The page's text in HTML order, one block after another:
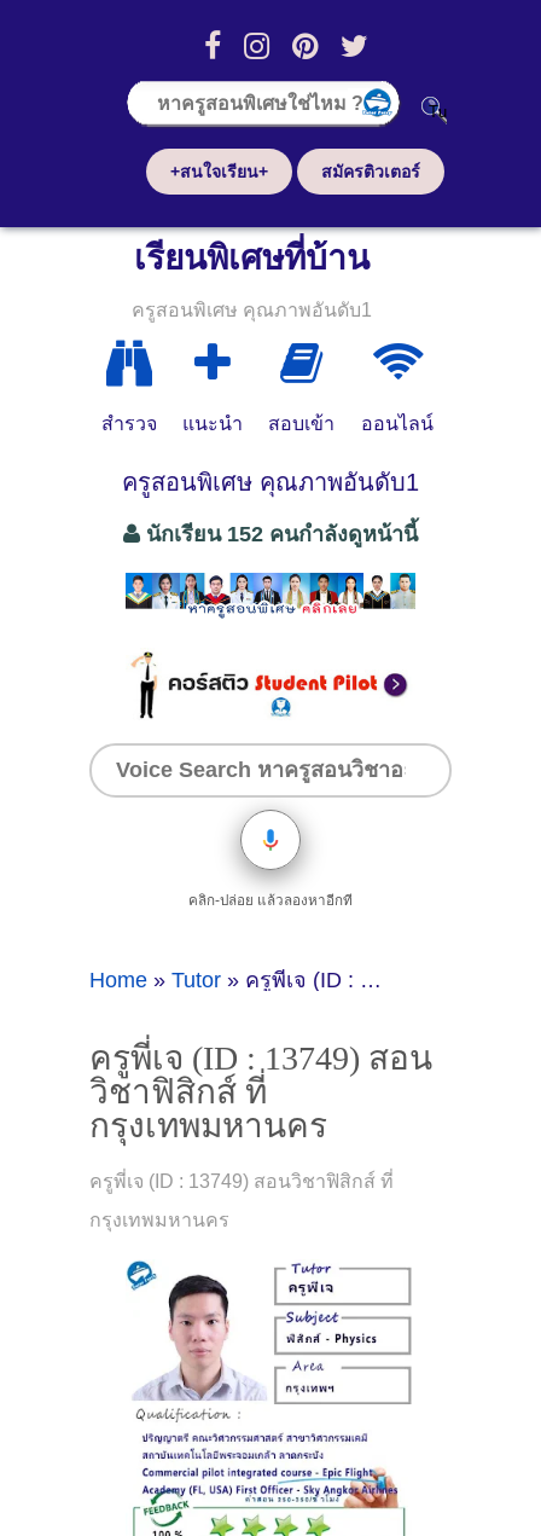
+สนใจเรียน+ สมัครติวเตอร์
เรียนพิเศษที่บ้าน
ครูสอนพิเศษ คุณภาพอันดับ1
สำรวจ แนะนำ สอบเข้า ออนไลน์
ครูสอนพิเศษ คุณภาพอันดับ1
นักเรียน 152 คนกำลังดูหน้านี้
คลิก-ปล่อย แล้วลองหาอีกที
Home » Tutor » ครูพี่เจ (ID : 13749) สอนวิชาฟิสิกส์ ที่กรุงเทพมหานคร
ครูพี่เจ (ID : 13749) สอน
วิชาฟิสิกส์ ที่
กรุงเทพมหานคร
ครูพี่เจ (ID : 13749) สอนวิชาฟิสิกส์ ที่
กรุงเทพมหานคร